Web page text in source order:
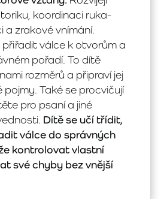
koordinaci ruka-
zrakové vnímání.
přiřadit válce k otvorům a
pořadí. To dítě
rozměrů a připraví jej
Také se procvičují
pro psaní a jiné
Dítě se učí třídit,
válce do správných
kontrolovat vlastní
své chyby bez vnější